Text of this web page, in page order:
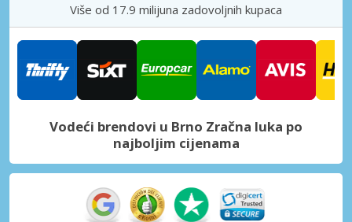
Više od 17.9 milijuna zadovoljnih kupaca
Vodeći brendovi u Brno Zračna luka po
najboljim cijenama